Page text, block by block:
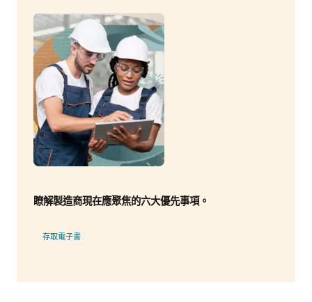
瞭解製造商現在應聚焦的六大優先事項。
存取電子書